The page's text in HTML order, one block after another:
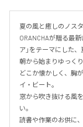
夏の風と癒しのノス
ORANCHAが贈る最新
ア」をテーマにした、
朝から始まりゆっく
どこか懐かしく、胸
イ・ビート。
窓から吹き抜ける風
い。
読書や作業のお供に